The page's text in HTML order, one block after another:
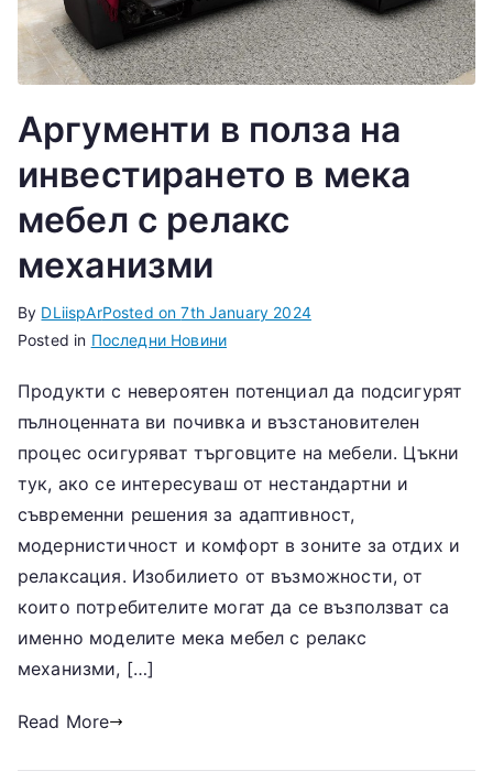
Аргументи в полза на
инвестирането в мека
мебел с релакс
механизми
By DLiispArPosted on7th January 2024
Posted in Последни Новини
Продукти с невероятен потенциал да подсигурят
пълноценната ви почивка и възстановителен
процес осигуряват търговците на мебели. Цъкни
тук, ако се интересуваш от нестандартни и
съвременни решения за адаптивност,
модернистичност и комфорт в зоните за отдих и
релаксация. Изобилието от възможности, от
които потребителите могат да се възползват са
именно моделите мека мебел с релакс
механизми, […]
Read More